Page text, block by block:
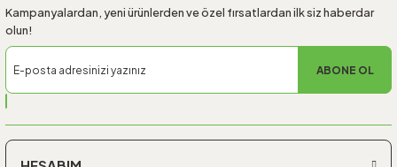
Kampanyalardan, yeni ürünlerden ve özel fırsatlardan ilk siz haberdar
olun!
ABONE OL